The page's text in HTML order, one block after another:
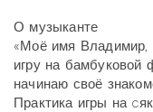
О музыканте
«Моё имя Владимир,
игру на бамбуковой
начинаю своё
Практика игры на